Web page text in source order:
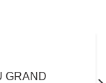
GRAND